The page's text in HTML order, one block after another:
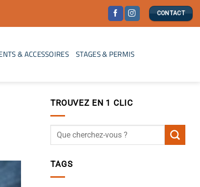
CONTACT
& ACCESSOIRES STAGES & PERMIS
TROUVEZ EN 1 CLIC
TAGS